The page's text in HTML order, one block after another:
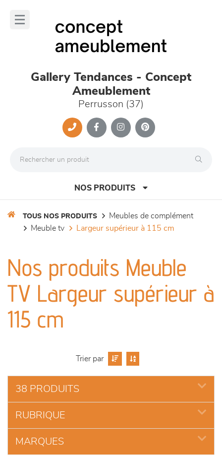
Gallery Tendances - Concept
Ameublement
Perrusson (37)
NOS PRODUITS
séjours
meubles de complément
chambres et dressing
décoration
TOUS NOS PRODUITS
meubles de complément
meuble tv
largeur supérieur à 115 cm
Nos produits Meuble
TV Largeur supérieur à
115 cm
Trier par
38 PRODUITS
RUBRIQUE
MARQUES